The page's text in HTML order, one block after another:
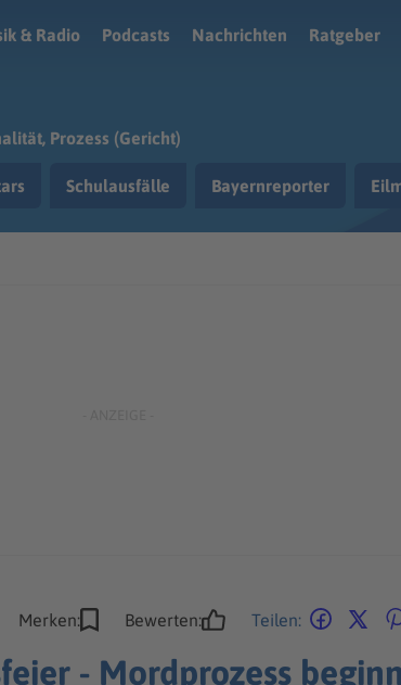
& Radio Podcasts Nachrichten Ratgeber
Prozess (Gericht)
Schulausfälle Bayernreporter
Merken: Bewerten: Teilen:
- Mordprozess